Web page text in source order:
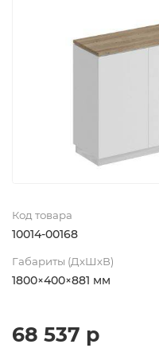
Код товара
10014-00168
Габариты (ДхШхВ)
1800×400×881 мм
68 537 р